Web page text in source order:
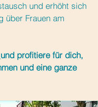
und erhöht sich
über Frauen am
und profitiere für dich,
und eine ganze